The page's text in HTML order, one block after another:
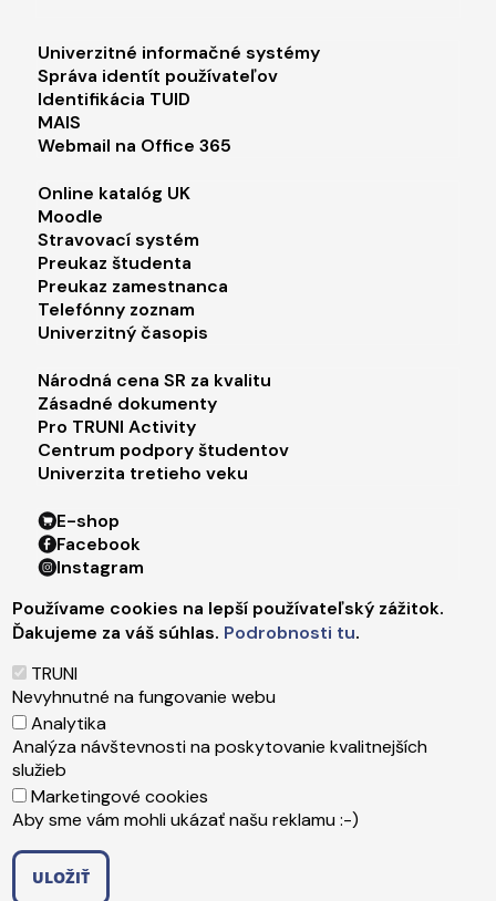
Footer menu 1
Univerzitné informačné systémy
Správa identít používateľov
Identifikácia TUID
MAIS
Webmail na Office 365
Footer menu 2
Online katalóg UK
Moodle
Stravovací systém
Preukaz študenta
Preukaz zamestnanca
Telefónny zoznam
Univerzitný časopis
Footer menu 3
Národná cena SR za kvalitu
Zásadné dokumenty
Pro TRUNI Activity
Centrum podpory študentov
Univerzita tretieho veku
Footer menu 4
E-shop
Facebook
Instagram
LinkedIn
Youtube
TikTok
Päta
Správca obsahu
Technická podpora
Vyhlásenie o prístupnosti
Ochrana osobných údajov
Cookies
Používame cookies na lepší používateľský zážitok.
Ďakujeme za váš súhlas. Podrobnosti tu.
TRUNI
Nevyhnutné na fungovanie webu
Analytika
Analýza návštevnosti na poskytovanie kvalitnejších
služieb
Marketingové cookies
Aby sme vám mohli ukázať našu reklamu :-)
ULOŽIŤ